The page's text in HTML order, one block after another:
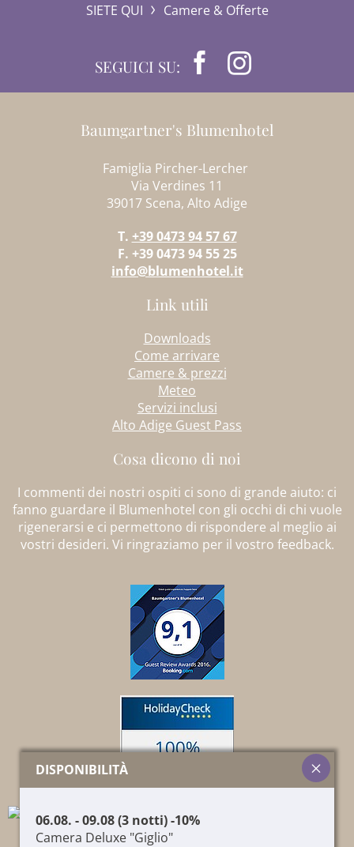
DISPONIBILITÀ
06.08. - 09.08 (3 notti) -10%
Camera Deluxe "Giglio"
SIETE QUI Camere & Offerte
SEGUICI SU:
Baumgartner's Blumenhotel
Famiglia Pircher-Lercher
Via Verdines 11
39017 Scena, Alto Adige
T. +39 0473 94 57 67
F. +39 0473 94 55 25
info@blumenhotel.it
Link utili
Downloads
Come arrivare
Camere & prezzi
Meteo
Servizi inclusi
Alto Adige Guest Pass
Cosa dicono di noi
I commenti dei nostri ospiti ci sono di grande aiuto: ci
fanno guardare il Blumenhotel con gli occhi di chi vuole
rigenerarsi e ci permettono di rispondere al meglio ai
vostri desideri. Vi ringraziamo per il vostro feedback.